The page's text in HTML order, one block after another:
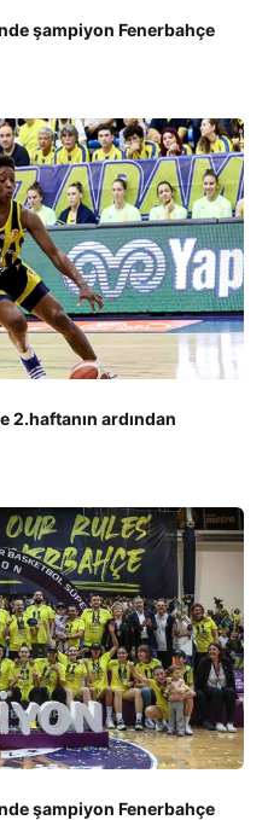
şampiyon Fenerbahçe
2.haftanın ardından
şampiyon Fenerbahçe